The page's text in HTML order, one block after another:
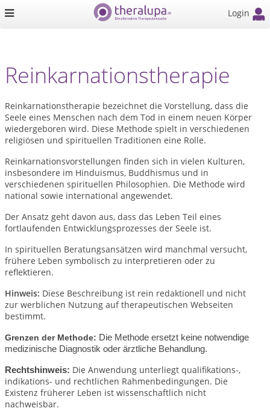
Login
Reinkarnationstherapie
Reinkarnationstherapie bezeichnet die Vorstellung, dass die
Seele eines Menschen nach dem Tod in einem neuen Körper
wiedergeboren wird. Diese Methode spielt in verschiedenen
religiösen und spirituellen Traditionen eine Rolle.
Reinkarnationsvorstellungen finden sich in vielen Kulturen,
insbesondere im Hinduismus, Buddhismus und in
verschiedenen spirituellen Philosophien. Die Methode wird
national sowie international angewendet.
Der Ansatz geht davon aus, dass das Leben Teil eines
fortlaufenden Entwicklungsprozesses der Seele ist.
In spirituellen Beratungsansätzen wird manchmal versucht,
frühere Leben symbolisch zu interpretieren oder zu
reflektieren.
Hinweis: Diese Beschreibung ist rein redaktionell und nicht
zur werblichen Nutzung auf therapeutischen Webseiten
bestimmt.
Grenzen der Methode: Die Methode ersetzt keine notwendige
medizinische Diagnostik oder ärztliche Behandlung.
Rechtshinweis: Die Anwendung unterliegt qualifikations-,
indikations- und rechtlichen Rahmenbedingungen. Die
Existenz früherer Leben ist wissenschaftlich nicht
nachweisbar.